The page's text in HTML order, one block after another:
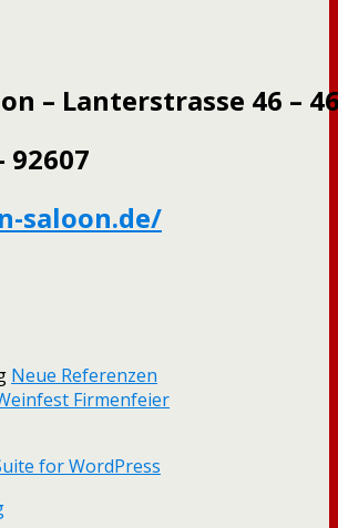
– Lanterstrasse 46 –
92607
saloon.de/
Neue Referenzen
Firmenfeier
for WordPress